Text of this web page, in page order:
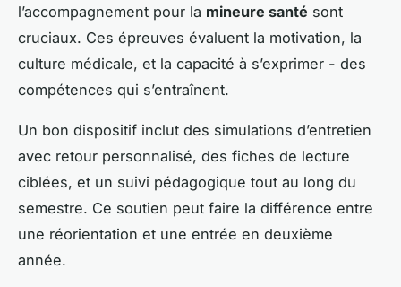
l’accompagnement pour la mineure santé sont
cruciaux. Ces épreuves évaluent la motivation, la
culture médicale, et la capacité à s’exprimer - des
compétences qui s’entraînent.
Un bon dispositif inclut des simulations d’entretien
avec retour personnalisé, des fiches de lecture
ciblées, et un suivi pédagogique tout au long du
semestre. Ce soutien peut faire la différence entre
une réorientation et une entrée en deuxième
année.